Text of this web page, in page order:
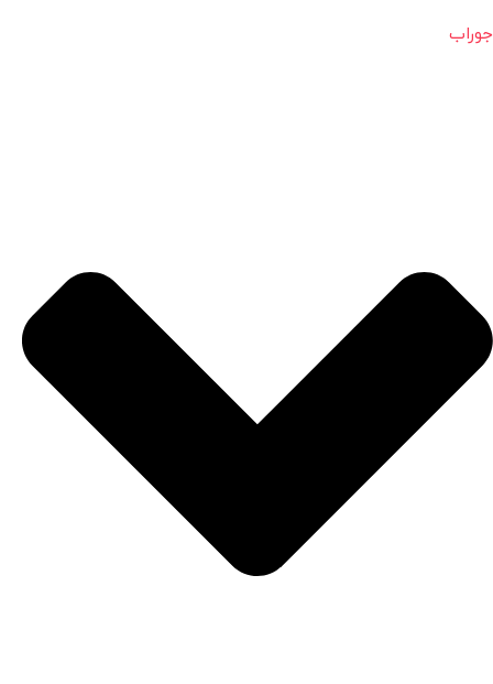
جوراب